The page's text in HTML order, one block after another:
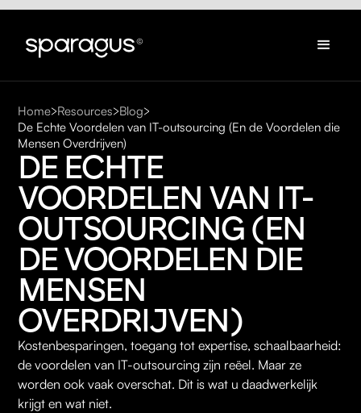
Home Resources Blog
De Echte Voordelen van IT-outsourcing (En de Voordelen die
Mensen Overdrijven)
DE ECHTE
VOORDELEN VAN IT-
OUTSOURCING (EN
DE VOORDELEN DIE
MENSEN
OVERDRIJVEN)
Kostenbesparingen, toegang tot expertise, schaalbaarheid:
de voordelen van IT-outsourcing zijn reëel. Maar ze
worden ook vaak overschat. Dit is wat u daadwerkelijk
krijgt en wat niet.